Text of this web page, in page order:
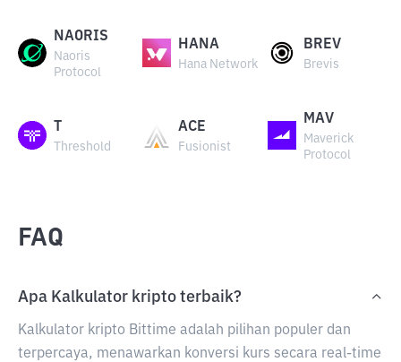
NAORIS
Naoris
Protocol
HANA
Hana Network
BREV
Brevis
Threshold
ACE
Fusionist
MAV
Maverick
Protocol
FAQ
Apa Kalkulator kripto terbaik?
Kalkulator kripto Bittime adalah pilihan populer dan
terpercaya, menawarkan konversi kurs secara real-time